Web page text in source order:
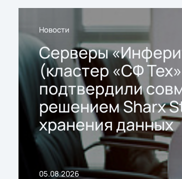
Новости
Серверы
(кластер «СФ
подтвердили
решением Sharx
хранения данных
05.08.2026